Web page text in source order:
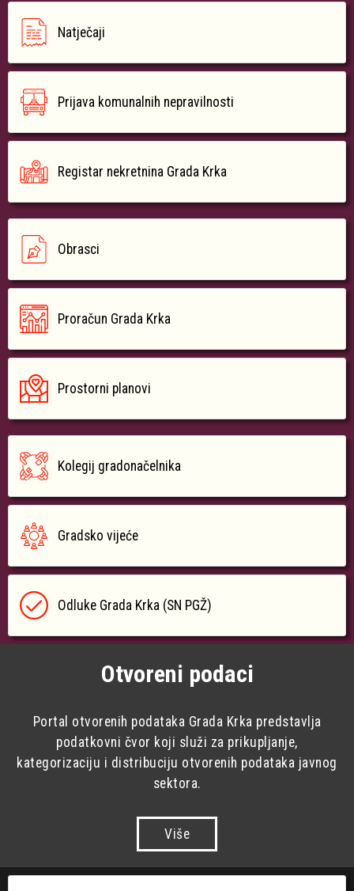
Natječaji
Prijava komunalnih nepravilnosti
Registar nekretnina Grada Krka
Obrasci
Proračun Grada Krka
Prostorni planovi
Kolegij gradonačelnika
Gradsko vijeće
Odluke Grada Krka (SN PGŽ)
Otvoreni podaci
Portal otvorenih podataka Grada Krka predstavlja
podatkovni čvor koji služi za prikupljanje,
kategorizaciju i distribuciju otvorenih podataka javnog
sektora.
Više